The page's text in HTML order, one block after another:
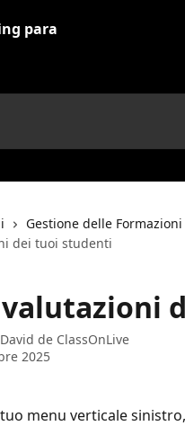
Gestione delle Formazioni
dei tuoi studenti
David de ClassOnLive
2025
menu verticale